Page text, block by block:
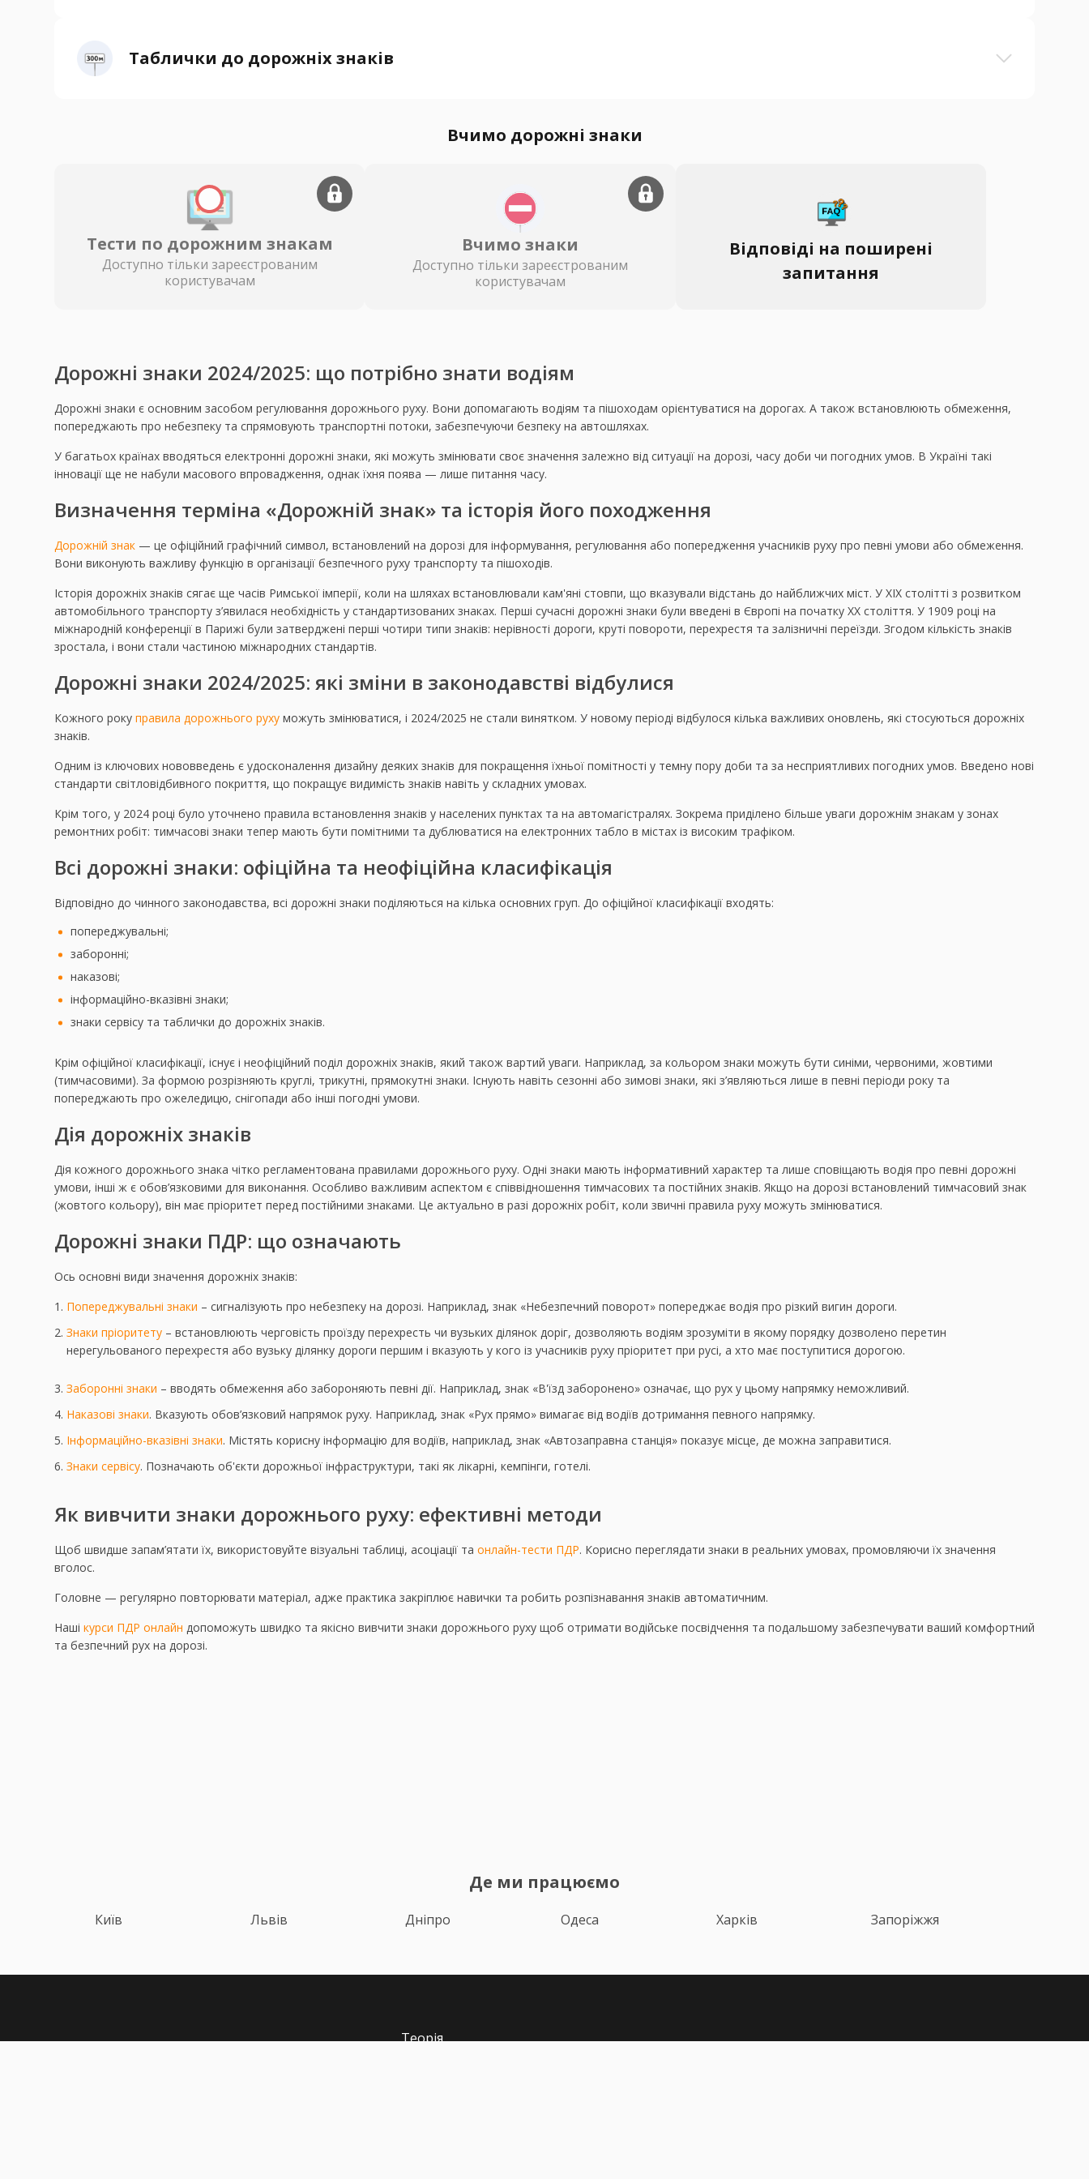
Таблички до дорожніх знаків
Вчимо дорожні знаки
Тести по дорожним знакам
Доступно тільки зареєстрованим
користувачам
Вчимо знаки
Доступно тільки зареєстрованим
користувачам
Відповіді на поширені
запитання
Дорожні знаки 2024/2025: що потрібно знати водіям
Дорожні знаки є основним засобом регулювання дорожнього руху. Вони допомагають водіям та пішоходам орієнтуватися на дорогах. А також встановлюють обмеження,
попереджають про небезпеку та спрямовують транспортні потоки, забезпечуючи безпеку на автошляхах.
У багатьох країнах вводяться електронні дорожні знаки, які можуть змінювати своє значення залежно від ситуації на дорозі, часу доби чи погодних умов. В Україні такі
інновації ще не набули масового впровадження, однак їхня поява — лише питання часу.
Визначення терміна «Дорожній знак» та історія його походження
Дорожній знак — це офіційний графічний символ, встановлений на дорозі для інформування, регулювання або попередження учасників руху про певні умови або обмеження.
Вони виконують важливу функцію в організації безпечного руху транспорту та пішоходів.
Історія дорожніх знаків сягає ще часів Римської імперії, коли на шляхах встановлювали кам'яні стовпи, що вказували відстань до найближчих міст. У XIX столітті з розвитком
автомобільного транспорту з’явилася необхідність у стандартизованих знаках. Перші сучасні дорожні знаки були введені в Європі на початку XX століття. У 1909 році на
міжнародній конференції в Парижі були затверджені перші чотири типи знаків: нерівності дороги, круті повороти, перехрестя та залізничні переїзди. Згодом кількість знаків
зростала, і вони стали частиною міжнародних стандартів.
Дорожні знаки 2024/2025: які зміни в законодавстві відбулися
Кожного року правила дорожнього руху можуть змінюватися, і 2024/2025 не стали винятком. У новому періоді відбулося кілька важливих оновлень, які стосуються дорожніх
знаків.
Одним із ключових нововведень є удосконалення дизайну деяких знаків для покращення їхньої помітності у темну пору доби та за несприятливих погодних умов. Введено нові
стандарти світловідбивного покриття, що покращує видимість знаків навіть у складних умовах.
Крім того, у 2024 році було уточнено правила встановлення знаків у населених пунктах та на автомагістралях. Зокрема приділено більше уваги дорожнім знакам у зонах
ремонтних робіт: тимчасові знаки тепер мають бути помітними та дублюватися на електронних табло в містах із високим трафіком.
Всі дорожні знаки: офіційна та неофіційна класифікація
Відповідно до чинного законодавства, всі дорожні знаки поділяються на кілька основних груп. До офіційної класифікації входять:
попереджувальні;
заборонні;
наказові;
інформаційно-вказівні знаки;
знаки сервісу та таблички до дорожніх знаків.
Крім офіційної класифікації, існує і неофіційний поділ дорожніх знаків, який також вартий уваги. Наприклад, за кольором знаки можуть бути синіми, червоними, жовтими
(тимчасовими). За формою розрізняють круглі, трикутні, прямокутні знаки. Існують навіть сезонні або зимові знаки, які з’являються лише в певні періоди року та
попереджають про ожеледицю, снігопади або інші погодні умови.
Дія дорожніх знаків
Дія кожного дорожнього знака чітко регламентована правилами дорожнього руху. Одні знаки мають інформативний характер та лише сповіщають водія про певні дорожні
умови, інші ж є обов’язковими для виконання. Особливо важливим аспектом є співвідношення тимчасових та постійних знаків. Якщо на дорозі встановлений тимчасовий знак
(жовтого кольору), він має пріоритет перед постійними знаками. Це актуально в разі дорожніх робіт, коли звичні правила руху можуть змінюватися.
Дорожні знаки ПДР: що означають
Ось основні види значення дорожніх знаків:
Попереджувальні знаки – cигналізують про небезпеку на дорозі. Наприклад, знак «Небезпечний поворот» попереджає водія про різкий вигин дороги.
Знаки пріоритету – встановлюють черговість проїзду перехресть чи вузьких ділянок доріг, дозволяють водіям зрозуміти в якому порядку дозволено перетин
нерегульованого перехрестя або вузьку ділянку дороги першим і вказують у кого із учасників руху пріоритет при русі, а хто має поступитися дорогою.
Заборонні знаки – вводять обмеження або забороняють певні дії. Наприклад, знак «В'їзд заборонено» означає, що рух у цьому напрямку неможливий.
Наказові знаки. Вказують обов’язковий напрямок руху. Наприклад, знак «Рух прямо» вимагає від водіїв дотримання певного напрямку.
Інформаційно-вказівні знаки. Містять корисну інформацію для водіїв, наприклад, знак «Автозаправна станція» показує місце, де можна заправитися.
Знаки сервісу. Позначають об'єкти дорожньої інфраструктури, такі як лікарні, кемпінги, готелі.
Як вивчити знаки дорожнього руху: ефективні методи
Щоб швидше запам’ятати їх, використовуйте візуальні таблиці, асоціації та онлайн-тести ПДР. Корисно переглядати знаки в реальних умовах, промовляючи їх значення
вголос.
Головне — регулярно повторювати матеріал, адже практика закріплює навички та робить розпізнавання знаків автоматичним.
Наші курси ПДР онлайн допоможуть швидко та якісно вивчити знаки дорожнього руху щоб отримати водійське посвідчення та подальшому забезпечувати ваший комфортний
та безпечний рух на дорозі.
Де ми працюємо
Київ Львів Дніпро Одеса Харків Запоріжжя
Теорія